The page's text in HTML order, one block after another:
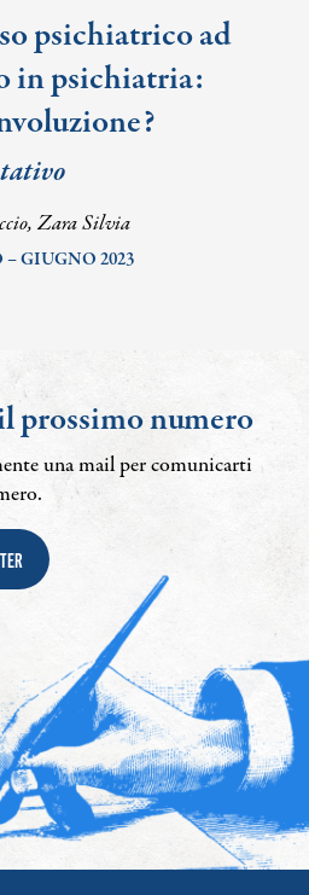
psichiatrico ad
in psichiatria:
Zara Silvia
GIUGNO 2023
prossimo numero
una mail per comunicarti